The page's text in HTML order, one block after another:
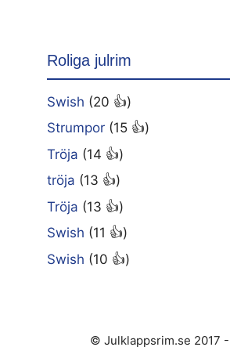
Roliga julrim
Swish (20 👍)
Strumpor (15 👍)
Tröja (14 👍)
tröja (13 👍)
Tröja (13 👍)
Swish (11 👍)
Swish (10 👍)
© Julklappsrim.se 2017